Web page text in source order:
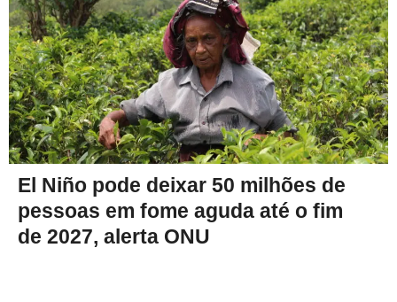
El Niño pode deixar 50 milhões de
pessoas em fome aguda até o fim
de 2027, alerta ONU